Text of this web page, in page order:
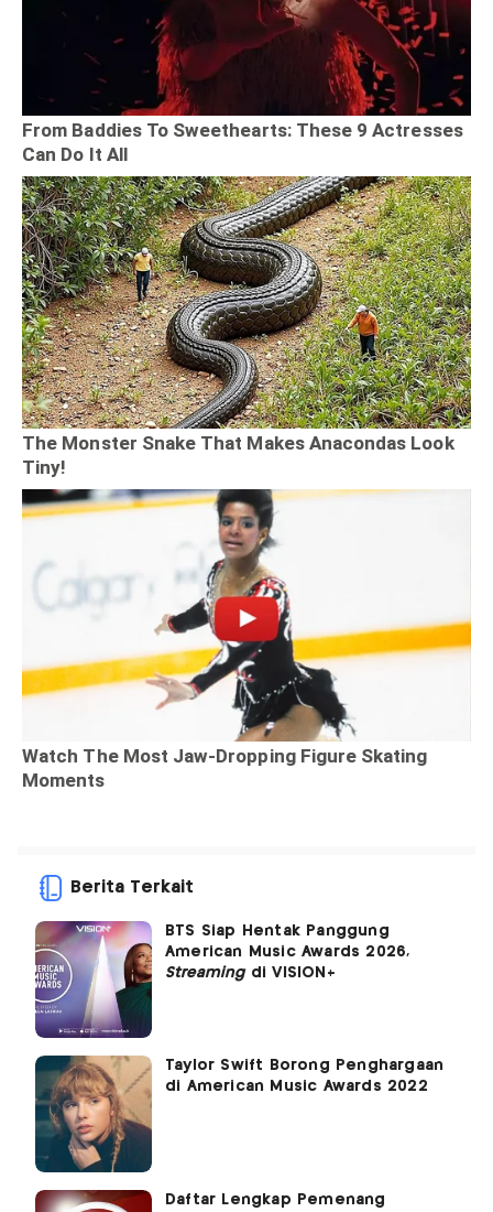
Berita Terkait
BTS Siap Hentak Panggung
American Music Awards 2026,
Streamingdi VISION+
Taylor Swift Borong Penghargaan
di American Music Awards 2022
Daftar Lengkap Pemenang